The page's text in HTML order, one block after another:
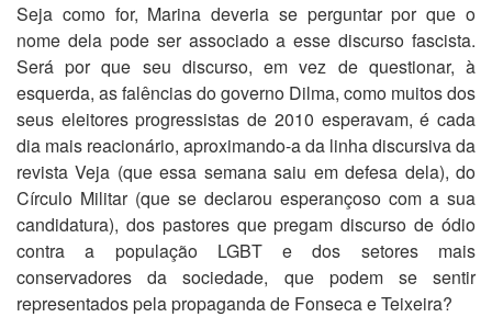
Seja como for, Marina deveria se perguntar por que o
nome dela pode ser associado a esse discurso fascista.
Será por que seu discurso, em vez de questionar, à
esquerda, as falências do governo Dilma, como muitos dos
seus eleitores progressistas de 2010 esperavam, é cada
dia mais reacionário, aproximando-a da linha discursiva da
revista Veja (que essa semana saiu em defesa dela), do
Círculo Militar (que se declarou esperançoso com a sua
candidatura), dos pastores que pregam discurso de ódio
contra a população LGBT e dos setores mais
conservadores da sociedade, que podem se sentir
representados pela propaganda de Fonseca e Teixeira?